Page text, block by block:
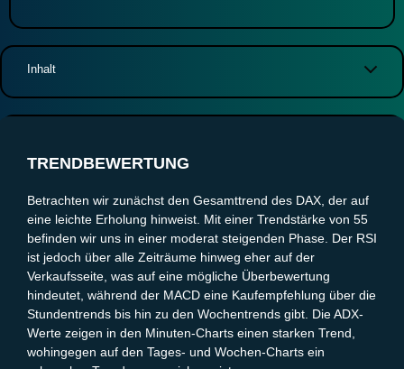
Inhalt
Trendbewertung
Zielzonen und mögliche Kursziele
TRENDBEWERTUNG
Betrachten wir zunächst den Gesamttrend des DAX, der auf
eine leichte Erholung hinweist. Mit einer Trendstärke von 55
befinden wir uns in einer moderat steigenden Phase. Der RSI
ist jedoch über alle Zeiträume hinweg eher auf der
Verkaufsseite, was auf eine mögliche Überbewertung
hindeutet, während der MACD eine Kaufempfehlung über die
Stundentrends bis hin zu den Wochentrends gibt. Die ADX-
Werte zeigen in den Minuten-Charts einen starken Trend,
wohingegen auf den Tages- und Wochen-Charts ein